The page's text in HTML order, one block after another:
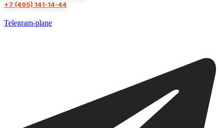
+7 (495) 141-14-44
Telegram-plane